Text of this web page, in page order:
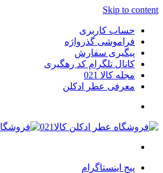
Skip to content
حساب کاربری
فراموشی گذرواژه
پیگیری سفارش
کانال تلگرام کد رهگیری
مجله کالا 021
معرفی عطر ادکلن
پیج اینستاگرام